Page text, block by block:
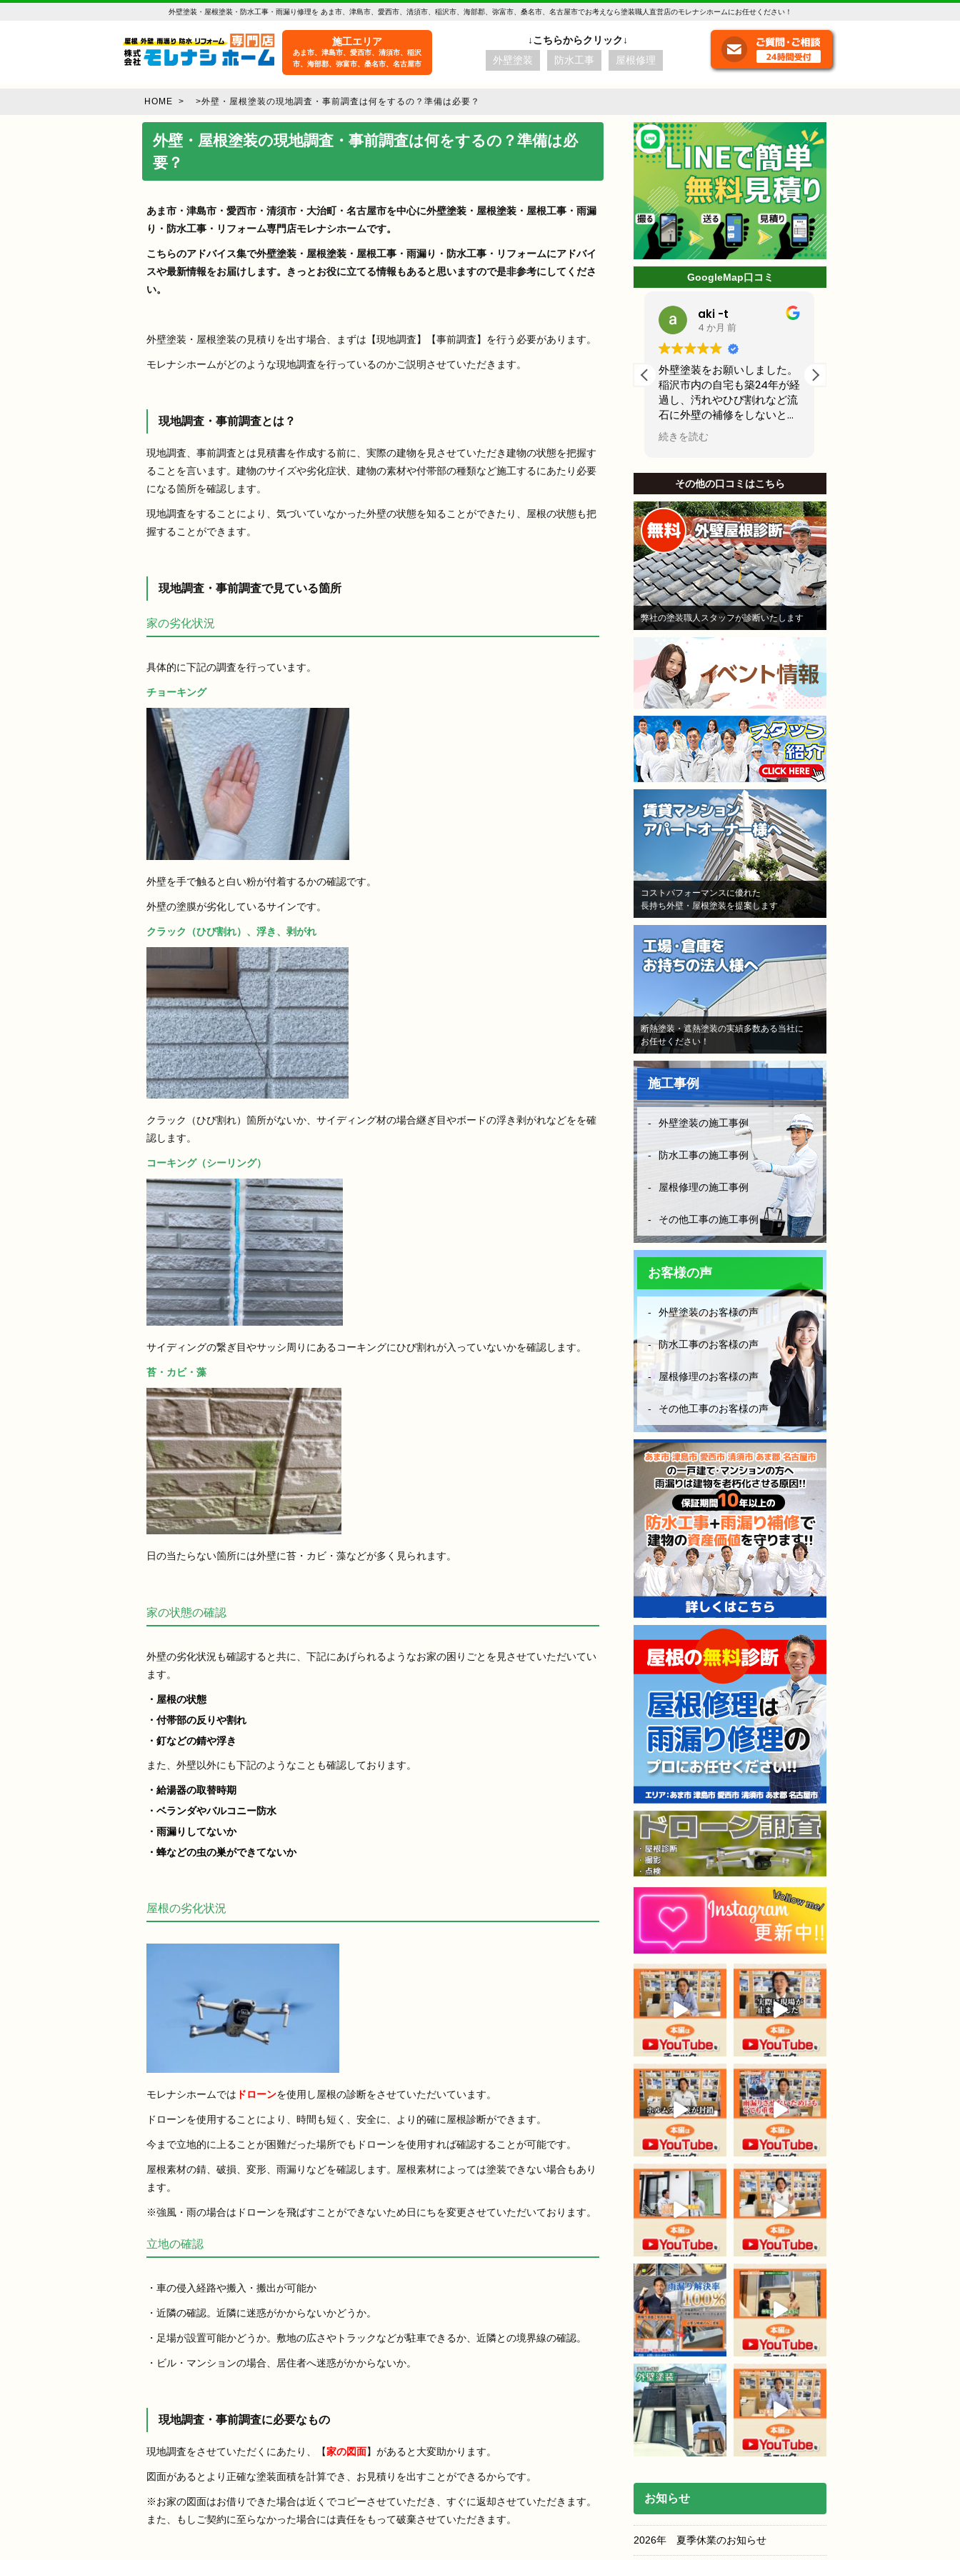
外壁塗装・屋根塗装・防水工事・雨漏り修理を あま市、津島市、愛西市、清須市、稲沢市、海部郡、弥富市、桑名市、名古屋市でお考えなら塗装職人直営店のモレナシホームにお任せください！
施工エリア
あま市、津島市、愛西市、清須市、稲沢
市、海部郡、弥富市、桑名市、名古屋市
外壁塗装 防水工事 屋根修理
HOME > >外壁・屋根塗装の現地調査・事前調査は何をするの？準備は必要？
外壁・屋根塗装の現地調査・事前調査は何をするの？準備は必
要？
あま市・津島市・愛西市・清須市・大治町・名古屋市を中心に外壁塗装・屋根塗装・屋根工事・雨漏
り・防水工事・リフォーム専門店モレナシホームです。
こちらのアドバイス集で外壁塗装・屋根塗装・屋根工事・雨漏り・防水工事・リフォームにアドバイ
スや最新情報をお届けします。きっとお役に立てる情報もあると思いますので是非参考にしてくださ
い。
外壁塗装・屋根塗装の見積りを出す場合、まずは【現地調査】【事前調査】を行う必要があります。
モレナシホームがどのような現地調査を行っているのかご説明させていただきます。
現地調査・事前調査とは？
現地調査、事前調査とは見積書を作成する前に、実際の建物を見させていただき建物の状態を把握す
ることを言います。建物のサイズや劣化症状、建物の素材や付帯部の種類など施工するにあたり必要
になる箇所を確認します。
現地調査をすることにより、気づいていなかった外壁の状態を知ることができたり、屋根の状態も把
握することができます。
現地調査・事前調査で見ている箇所
家の劣化状況
具体的に下記の調査を行っています。
チョーキング
外壁を手で触ると白い粉が付着するかの確認です。
外壁の塗膜が劣化しているサインです。
クラック（ひび割れ）、浮き、剥がれ
クラック（ひび割れ）箇所がないか、サイディング材の場合継ぎ目やボードの浮き剥がれなどをを確
認します。
コーキング（シーリング）
サイディングの繋ぎ目やサッシ周りにあるコーキングにひび割れが入っていないかを確認します。
苔・カビ・藻
日の当たらない箇所には外壁に苔・カビ・藻などが多く見られます。
家の状態の確認
外壁の劣化状況も確認すると共に、下記にあげられるようなお家の困りごとを見させていただいてい
ます。
・屋根の状態
・付帯部の反りや割れ
・釘などの錆や浮き
また、外壁以外にも下記のようなことも確認しております。
・給湯器の取替時期
・ベランダやバルコニー防水
・雨漏りしてないか
・蜂などの虫の巣ができてないか
屋根の劣化状況
モレナシホームでは ドローンを使用し屋根の診断をさせていただいています。
ドローンを使用することにより、時間も短く、安全に、より的確に屋根診断ができます。
今まで立地的に上ることが困難だった場所でもドローンを使用すれば確認することが可能です。
屋根素材の錆、破損、変形、雨漏りなどを確認します。屋根素材によっては塗装できない場合もあり
ます。
※強風・雨の場合はドローンを飛ばすことができないため日にちを変更させていただいております。
立地の確認
・車の侵入経路や搬入・搬出が可能か
・近隣の確認。近隣に迷惑がかからないかどうか。
・足場が設置可能かどうか。敷地の広さやトラックなどが駐車できるか、近隣との境界線の確認。
・ビル・マンションの場合、居住者へ迷惑がかからないか。
現地調査・事前調査に必要なもの
現地調査をさせていただくにあたり、【家の図面】があると大変助かります。
図面があるとより正確な塗装面積を計算でき、お見積りを出すことができるからです。
※お家の図面はお借りできた場合は近くでコピーさせていただき、すぐに返却させていただきます。
また、もしご契約に至らなかった場合には責任をもって破棄させていただきます。
GoogleMap口コミ
外壁塗装をお願いしました。
地元業者から評判の良いこち
らにご相談しました。
​見積り前の調査では、バルコ
ディングを張り替えた方が良
んは、細かい部分まで非常に
ミッキー
5 か月 前
２年前に、アパート屋上の防
水工事を行う為に、A社とB
社へ見積もりを依頼しまし
た。そのA社が（株）モレナ
シホームさんでした。
当初私は、水漏れがないのな
B社を選び防水工事，施工を
お願いしました。Ｂしかし、
半年も立たないうちに、沢山
の亀裂がはいり、業者に連絡
して、その後補修工事をし、
さらに3ヶ月後に賃貸で貸し
ていたお部屋に水漏れを起こ
し、住人さんにご迷惑をおか
けして、その後退所され、お
部屋は、全部屋水漏れ！大損
害！即業者に連絡して、原因
を追求すべく様依頼！
施工担当者3人が調査に来
て、結果原因が施工不良と認
めた！しかし、「安いから、
防水が薄くなった！」「鳥が
突っついたりする亀裂だ！」
とか色々訳分からないいい訳
をしてきました。
結局自分達の施工不良を認め
たにも関わらず、保証はな
し！一年も経ってないのに、
水漏れ！ありえない！怒り
しかありませんでした
その後A社の（株）モレナシ
ホームさんへ再度見積もりを
依頼！
状況を説明し、凄く親身に相
談にのって頂き、今度こそは
と信用して（株）モレナシホ
ームさんで再度防水工事、施
工をお願いしました。
当初はB社のトラウマで不安
しかなかったけど、（株）モ
レナシホームさんはとにかく
納得いく丁寧な説明や、時間
を費やしてくださり、また報
告書や日程など、仕事がきち
んとされていて、本当に安心
して、お任せできました。B
社とは全く比べものになりま
せん。
お客様に対してしっかり寄り
添い向き合って頂き、その日
の施工状況をLINEの写メにて
確認ができたりと、徹底した
管理とお客様の配慮等連携さ
れ凄く安心できました。
防水工事は決して安ければい
い！はダメです。水漏れをし
ては意味がない！やはりそれ
なりにお金はかかりますが、
長い年月を考えたら、妥当な
金額です。やはり、安心と信
頼あるきちんとした業者を選
ぶ事は大切だなーとこの度凄
（株）モレナシホームさんに
防水工事お願いして本当に良
かったと思います。
今後も点検やメンテナンス等
お世話になりますが、宜しく
お願いします。
防水工事、施工完工し、やっ
と、ホッとできました。
感謝しかないです。
本当にありがとうございまし
た。
続きを読む
その他の口コミはこちら
弊社の塗装職人スタッフが診断いたします
コストパフォーマンスに優れた
長持ち外壁・屋根塗装を提案します
断熱塗装・遮熱塗装の実績多数ある当社に
お任せください！
施工事例
外壁塗装の施工事例
防水工事の施工事例
屋根修理の施工事例
その他工事の施工事例
お客様の声
外壁塗装のお客様の声
防水工事のお客様の声
屋根修理のお客様の声
その他工事のお客様の声
お知らせ
2026年 夏季休業のお知らせ